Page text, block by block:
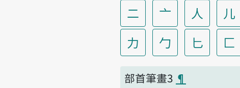
二 亠 人 儿
力 勹 匕 匚
部首筆畫3 ¶